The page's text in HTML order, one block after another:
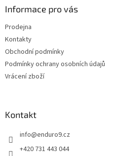
Informace pro vás
Prodejna
Kontakty
Obchodní podmínky
Podmínky ochrany osobních údajů
Vrácení zboží
Kontakt
info@enduro9.cz
+420 731 443 044